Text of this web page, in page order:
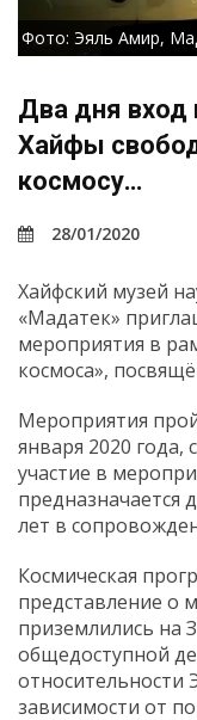
Фото: Эяль Амир,
Два дня вход
Хайфы
космосу…
28/01/2020
Хайфский музей
«Мадатек»
мероприятия в
космоса»,
Мероприятия
января 2020 года,
участие в
предназначается
лет в
Космическая
представление о
приземлились на
общедоступной
относительности
зависимости от